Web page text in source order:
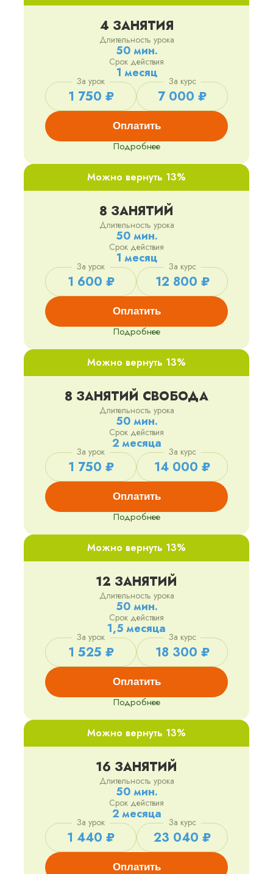
4 ЗАНЯТИЯ
Длительность урока
50 мин.
Срок действия
1 месяц
За урок
1 750 ₽
За курс
7 000 ₽
Оплатить
Подробнее
Можно вернуть 13%
8 ЗАНЯТИЙ
Длительность урока
50 мин.
Срок действия
1 месяц
За урок
1 600 ₽
За курс
12 800 ₽
Оплатить
Подробнее
Можно вернуть 13%
8 ЗАНЯТИЙ СВОБОДА
Длительность урока
50 мин.
Срок действия
2 месяца
За урок
1 750 ₽
За курс
14 000 ₽
Оплатить
Подробнее
Можно вернуть 13%
12 ЗАНЯТИЙ
Длительность урока
50 мин.
Срок действия
1,5 месяца
За урок
1 525 ₽
За курс
18 300 ₽
Оплатить
Подробнее
Можно вернуть 13%
16 ЗАНЯТИЙ
Длительность урока
50 мин.
Срок действия
2 месяца
За урок
1 440 ₽
За курс
23 040 ₽
Оплатить